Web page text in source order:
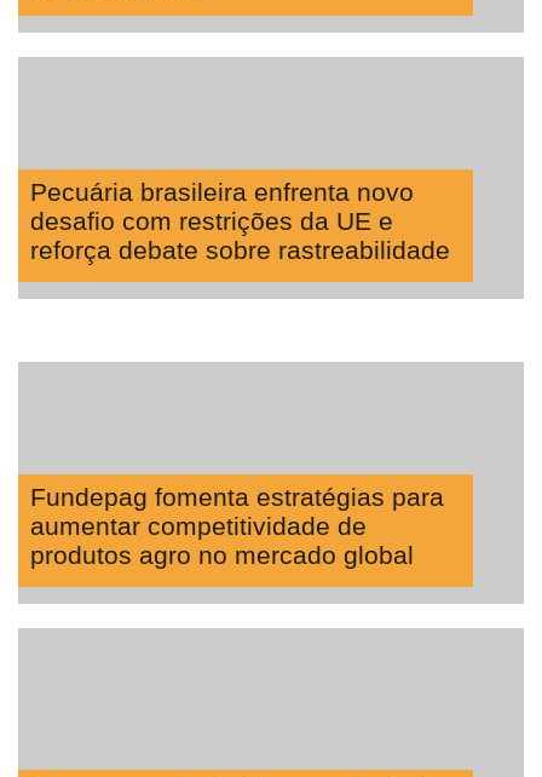
Pecuária brasileira enfrenta novo
desafio com restrições da UE e
reforça debate sobre rastreabilidade
Fundepag fomenta estratégias para
aumentar competitividade de
produtos agro no mercado global